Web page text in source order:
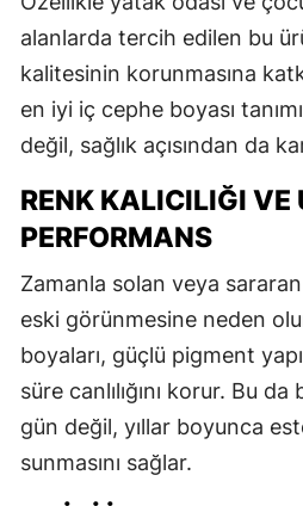
alanlarda tercih edilen bu
kalitesinin korunmasına
en iyi iç cephe boyası
değil, sağlık açısından da
RENK KALICILIĞI VE
PERFORMANS
Zamanla solan veya
eski görünmesine neden
boyaları, güçlü pigment
süre canlılığını korur. Bu
gün değil, yıllar boyunca
sunmasını sağlar.